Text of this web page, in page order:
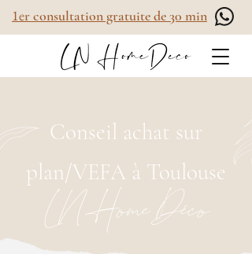
1er consultation gratuite de 30 min
Conseil achat sur
plan/VEFA à Toulouse
LN Home Déco